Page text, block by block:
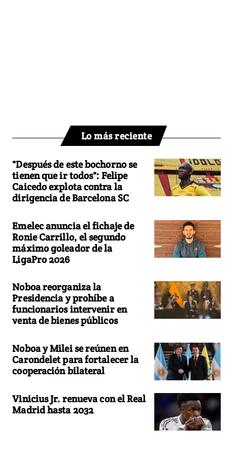
Lo más reciente
"Después de este bochorno se
tienen que ir todos": Felipe
Caicedo explota contra la
dirigencia de Barcelona SC
Emelec anuncia el fichaje de
Ronie Carrillo, el segundo
máximo goleador de la
LigaPro 2026
Noboa reorganiza la
Presidencia y prohíbe a
funcionarios intervenir en
venta de bienes públicos
Noboa y Milei se reúnen en
Carondelet para fortalecer la
cooperación bilateral
Vinicius Jr. renueva con el Real
Madrid hasta 2032